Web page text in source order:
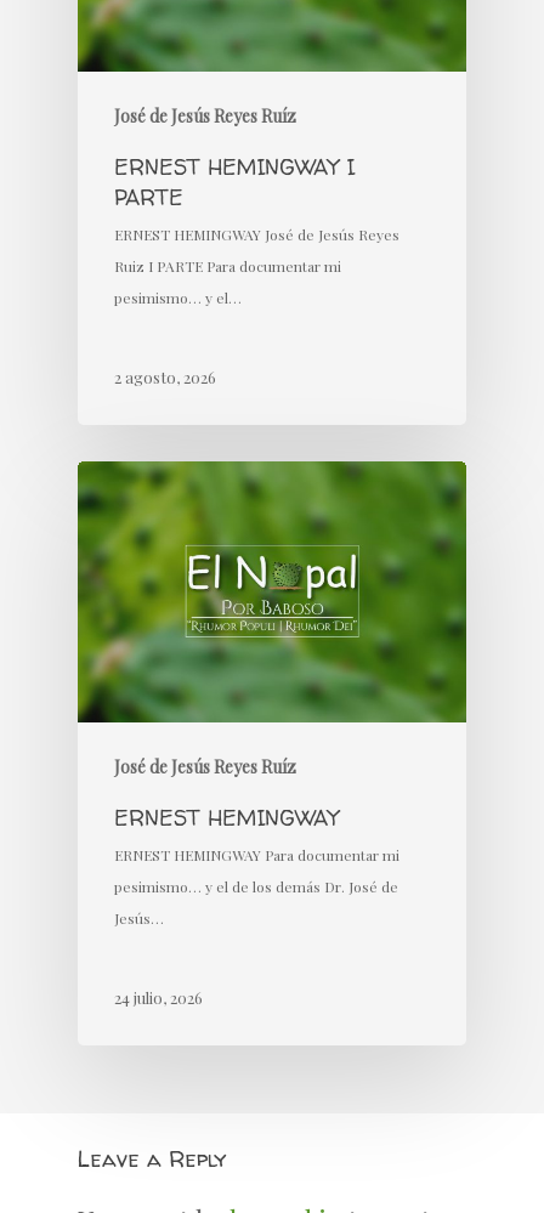
José de Jesús Reyes Ruíz
ERNEST HEMINGWAY I
PARTE
ERNEST HEMINGWAY José de Jesús Reyes
Ruiz I PARTE Para documentar mi
pesimismo… y el…
2 agosto, 2026
José de Jesús Reyes Ruíz
ERNEST HEMINGWAY
ERNEST HEMINGWAY Para documentar mi
pesimismo… y el de los demás Dr. José de
Jesús…
24 julio, 2026
Leave a Reply